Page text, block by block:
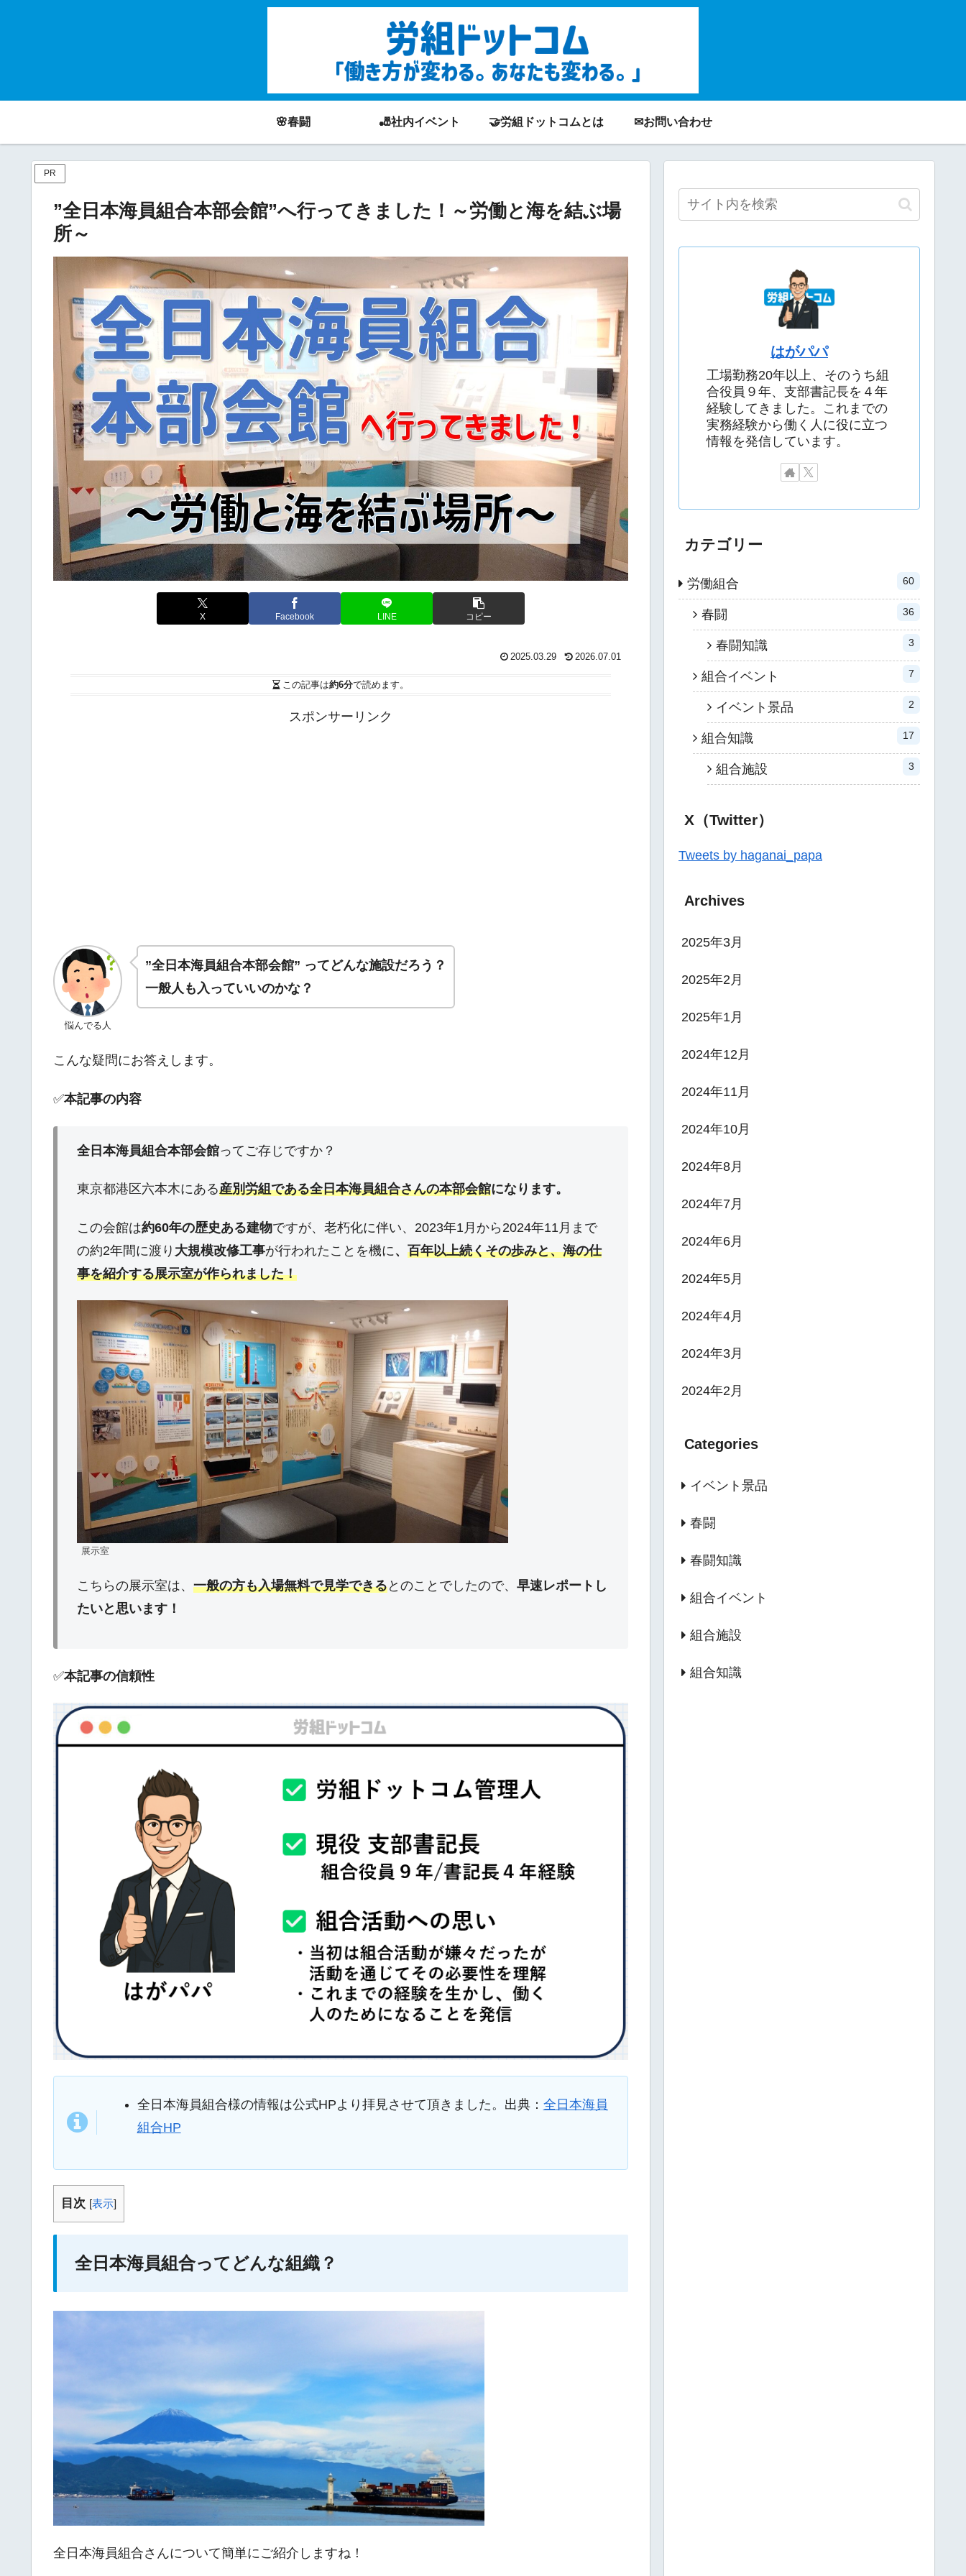
🌸春闘 🎳社内イベント 🤝労組ドットコムとは ✉お問い合わせ
PR
”全日本海員組合本部会館”へ行ってきました！～労働と海を結ぶ場
所～
X Facebook LINE コピー
2025.03.29 2026.07.01
この記事は約6分で読めます。
スポンサーリンク
悩んでる人
”全日本海員組合本部会館” ってどんな施設だろう？
一般人も入っていいのかな？
こんな疑問にお答えします。
✅本記事の内容
全日本海員組合本部会館ってご存じですか？
東京都港区六本木にある産別労組である全日本海員組合さんの本部会館になります。
この会館は約60年の歴史ある建物ですが、老朽化に伴い、2023年1月から2024年11月まで
の約2年間に渡り 大規模改修工事が行われたことを機に 、 百年以上続くその歩みと、海の仕
事を紹介する展示室が作られました！
展示室
こちらの展示室は、 一般の方も入場無料で見学できるとのことでしたので、 早速レポートし
たいと思います！
✅本記事の信頼性
全日本海員組合様の情報は公式HPより拝見させて頂きました。出典： 全日本海員
組合HP
目次 [表示]
全日本海員組合ってどんな組織？
全日本海員組合さんについて簡単にご紹介しますね！
はがパパ
工場勤務20年以上、そのうち組
合役員９年、支部書記長を４年
経験してきました。これまでの
実務経験から働く人に役に立つ
情報を発信しています。
カテゴリー
労働組合 60
春闘 36
春闘知識 3
組合イベント 7
イベント景品 2
組合知識 17
組合施設 3
X（Twitter）
Tweets by haganai_papa
Archives
2025年3月
2025年2月
2025年1月
2024年12月
2024年11月
2024年10月
2024年8月
2024年7月
2024年6月
2024年5月
2024年4月
2024年3月
2024年2月
Categories
イベント景品
春闘
春闘知識
組合イベント
組合施設
組合知識